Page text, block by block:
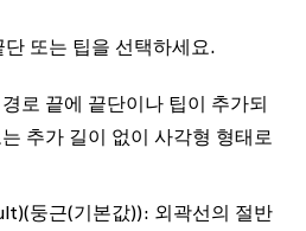
또는 팁을 선택하세요.
로 끝에 끝단이나 팁이 추가되
추가 길이 없이 사각형 형태로
(둥근(기본값)): 외곽선의 절반